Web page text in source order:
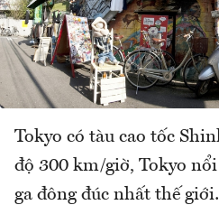
Tokyo có tàu cao tốc
độ 300 km/giờ, Tokyo
ga đông đúc nhất thế